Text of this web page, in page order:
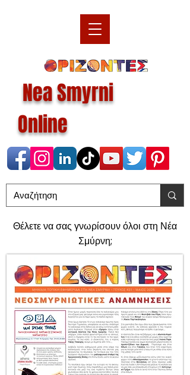
Nea Smyrni
Online
Θέλετε να σας γνωρίσουν όλοι στη Νέα
Σμύρνη;